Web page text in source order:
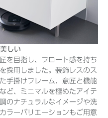
しい
を目指し、フロート感を持ち
採用しました。装飾レスのス
手掛けフレーム、意匠と機能
ど、ミニマルを極めたアイテ
のナチュラルなイメージや洗
ラーバリエーションもご用意